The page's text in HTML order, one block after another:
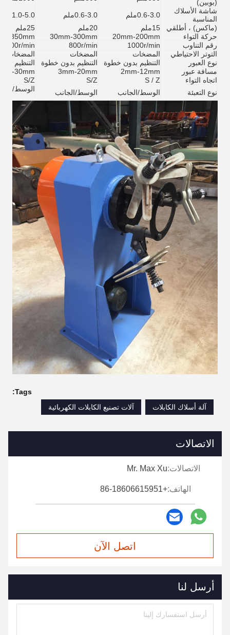
(بوبين)
شاشة الأسلاك
المناسبة
0.6-3.0ملم 0.6-3.0ملم
1.0-5.0ملم
(ماكس) ، أطلقي
15ملم 20ملم
25ملم
حركة التواء
20mm-200mm
30mm-300mm
350mm
رقم التناوب
1000r/min
800r/min
600r/min
التوتر الاحتياطي
المضخات المضخات
المضخات
نوع العبور
التنظيم بدون خطوة التنظيم بدون خطوة
التنظيم
مسافة عبور
2mm-12mm
3mm-20mm
30mm
اتجاه التواء
S / Z
S/Z
S/Z
نوع التعبئة
الوسط/الجانب الوسط/الجانب الوسط/
Tags:
آلة أسلاك الكابلات
آلات تصنيع الكابلات الكهربائية
الاتصالات
الاتصالات:Mr. Max Xu
الهاتف:+86-18606615951
اتصل الآن
أرسل لنا